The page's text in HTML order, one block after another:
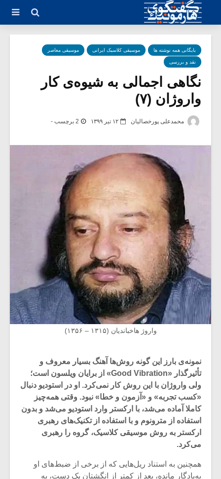
بایگانی همه نوشته ها موسیقی کلاسیک ایرانی موسیقی معاصر
نقد و بررسی
نگاهی اجمالی به شیوه‌ی کار
واروژان (۷)
محمدعلی پورخصالیان ۱۲ تیر ۱۳۹۹ 2 برچسب -
واروژ هاخباندیان (۱۳۱۵ – ۱۳۵۶)
نمونه‌ی بارز این گونه روش‌ها آهنگ بسیار معروف و
تأثیر‌گذار «Good Vibration» از برایان ویلسون است؛
ولی واروژان با این روش کار نمی‌کرد. او در استودیو دنبال
«کسب تجربه» و «آزمون و خطا» نبود. وقتی همه‌چیز
کاملا آماده می‌شد، با ارکستر وارد استودیو می‌شد و بدون
استفاده از مترونوم و با استفاده از تکنیک‌های رهبری
ارکستر به روش موسیقی کلاسیک، گروه را رهبری
می‌کرد.
همچنین به استناد ریل‌هایی که از برخی از ضبط‌های او
به‌یادگار مانده، بعد از کمتر از انگشتان یک دست، به